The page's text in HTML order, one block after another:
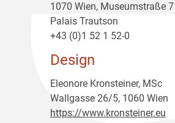
1070 Wien, Museumstraße 7
Palais Trautson
+43 (0)1 52 1 52-0
Design
Eleonore Kronsteiner, MSc
Wallgasse 26/5, 1060 Wien
https://www.kronsteiner.eu